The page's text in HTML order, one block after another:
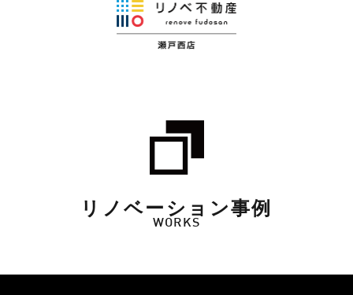
リノベーション事例
WORKS